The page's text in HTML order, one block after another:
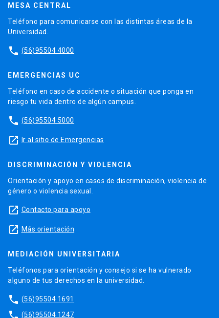
MESA CENTRAL
Teléfono para comunicarse con las distintas áreas de la
Universidad.
phone (56)95504 4000
EMERGENCIAS UC
Teléfono en caso de accidente o situación que ponga en
riesgo tu vida dentro de algún campus.
phone (56)95504 5000
launch Ir al sitio de Emergencias
DISCRIMINACIÓN Y VIOLENCIA
Orientación y apoyo en casos de discriminación, violencia de
género o violencia sexual.
launch Contacto para apoyo
launch Más orientación
MEDIACIÓN UNIVERSITARIA
Teléfonos para orientación y consejo si se ha vulnerado
alguno de tus derechos en la universidad.
phone (56)95504 1691
phone (56)95504 1247